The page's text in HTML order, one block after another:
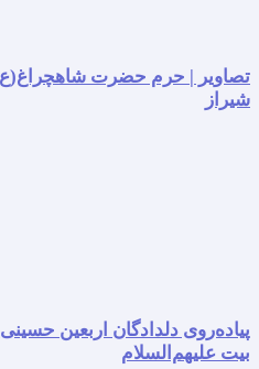
تصاویر | حرم حضرت شاهچراغ(ع)،
شیراز
پیاده‌روی دلدادگان اربعین
بیت علیهم‌السلام